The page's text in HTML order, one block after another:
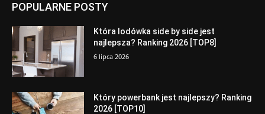
POPULARNE POSTY
Która lodówka side by side jest
najlepsza? Ranking 2026 [TOP8]
6 lipca 2026
Który powerbank jest najlepszy? Ranking
2026 [TOP10]